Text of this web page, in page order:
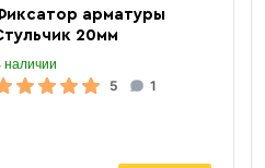
арматуры
20мм
наличии
5 1